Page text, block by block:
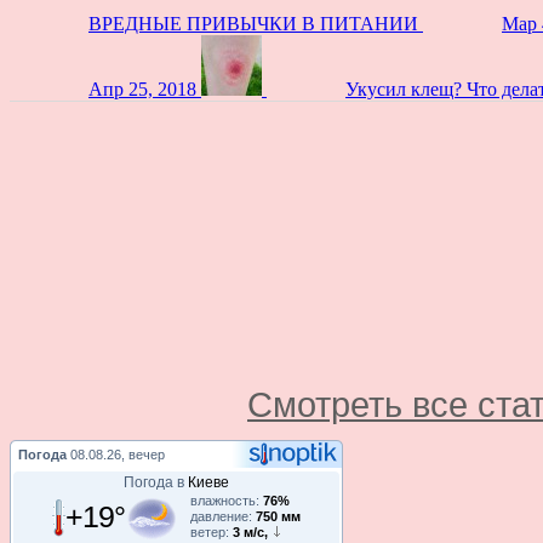
ВРЕДНЫЕ ПРИВЫЧКИ В ПИТАНИИ Мар
Апр 25, 2018 Укусил клещ? Что
Смотреть все
Погода 08.08.26, вечер
Погода в Киеве
+19° влажность: 76%
давление: 750 мм
ветер: 3 м/с,